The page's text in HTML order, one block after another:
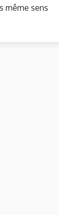
même sens